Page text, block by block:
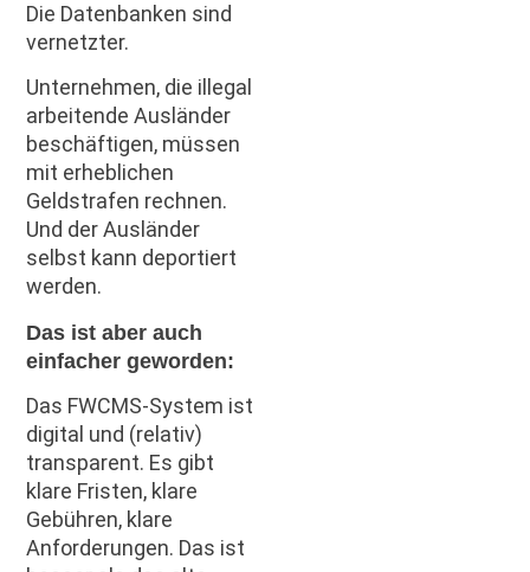
Die Datenbanken sind
vernetzter.
Unternehmen, die illegal
arbeitende Ausländer
beschäftigen, müssen
mit erheblichen
Geldstrafen rechnen.
Und der Ausländer
selbst kann deportiert
werden.
Das ist aber auch
einfacher geworden:
Das FWCMS-System ist
digital und (relativ)
transparent. Es gibt
klare Fristen, klare
Gebühren, klare
Anforderungen. Das ist